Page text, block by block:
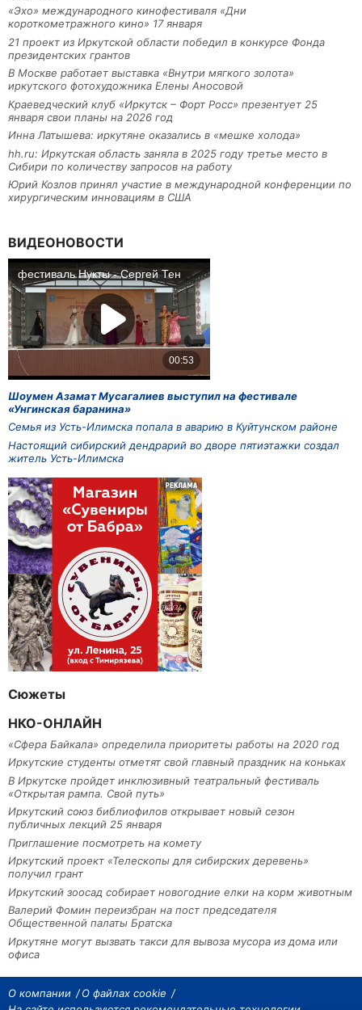
«Эхо» международного кинофестиваля «Дни
короткометражного кино» 17 января
21 проект из Иркутской области победил в конкурсе Фонда
президентских грантов
В Москве работает выставка «Внутри мягкого золота»
иркутского фотохудожника Елены Аносовой
Краеведческий клуб «Иркутск – Форт Росс» презентует 25
января свои планы на 2026 год
Инна Латышева: иркутяне оказались в «мешке холода»
hh.ru: Иркутская область заняла в 2025 году третье место в
Сибири по количеству запросов на работу
Юрий Козлов принял участие в международной конференции по
хирургическим инновациям в США
ВИДЕОНОВОСТИ
Шоумен Азамат Мусагалиев выступил на фестивале
«Унгинская баранина»
Семья из Усть-Илимска попала в аварию в Куйтунском районе
Настоящий сибирский дендрарий во дворе пятиэтажки создал
житель Усть-Илимска
Сюжеты
НКО-ОНЛАЙН
«Сфера Байкала» определила приоритеты работы на 2020 год
Иркутские студенты отметят свой главный праздник на коньках
В Иркутске пройдет инклюзивный театральный фестиваль
«Открытая рампа. Свой путь»
Иркутский союз библиофилов открывает новый сезон
публичных лекций 25 января
Приглашение посмотреть на комету
Иркутский проект «Телескопы для сибирских деревень»
получил грант
Иркутский зоосад собирает новогодние елки на корм животным
Валерий Фомин переизбран на пост председателя
Общественной палаты Братска
Иркутяне могут вызвать такси для вывоза мусора из дома или
офиса
О компании
О файлах cookie